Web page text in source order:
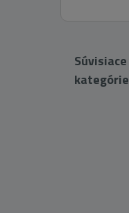
Súvisiace
kategórie